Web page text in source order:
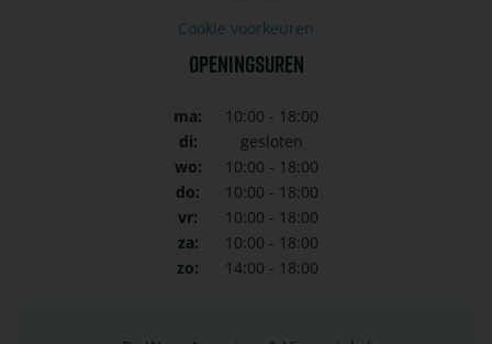
Cookie voorkeuren
OPENINGSUREN
ma:
10:00 - 18:00
di:
gesloten
wo:
10:00 - 18:00
do:
10:00 - 18:00
vr:
10:00 - 18:00
za:
10:00 - 18:00
zo:
14:00 - 18:00